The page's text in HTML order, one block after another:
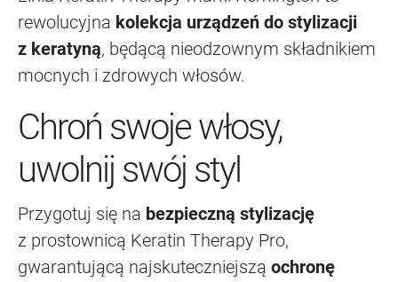
rewolucyjna kolekcja urządzeń do stylizacji
z keratyną, będącą nieodzownym składnikiem
mocnych i zdrowych włosów.
Chroń swoje włosy,
uwolnij swój styl
Przygotuj się na bezpieczną stylizację
z prostownicą Keratin Therapy Pro,
gwarantującą najskuteczniejszą ochronę